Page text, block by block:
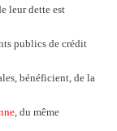
leur dette est
publics de crédit
bénéficient, de la
, du même